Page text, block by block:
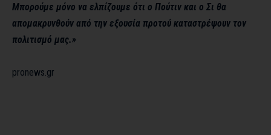
Μπορούμε μόνο να ελπίζουμε ότι ο Πούτιν και ο Σι θα
απομακρυνθούν από την εξουσία προτού καταστρέψουν τον
πολιτισμό μας.»
pronews.gr